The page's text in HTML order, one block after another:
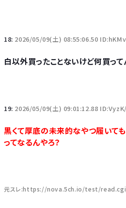
18: 2026/05/09(土) 08:55:06.50
白以外買ったことないけど何買って
19: 2026/05/09(土) 09:01:12.88
黒くて厚底の未来的なやつ履いても
ってなるんやろ？
元スレ:https://nova.5ch.io/test/